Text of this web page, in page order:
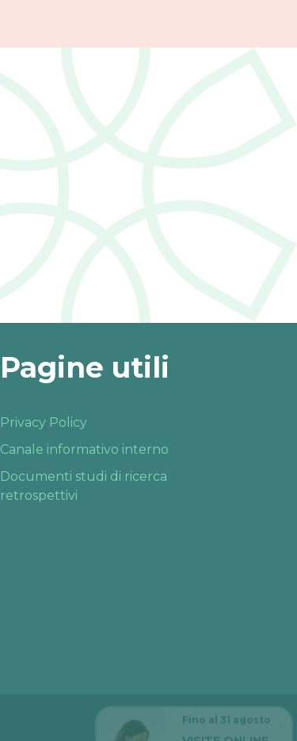
Pagine utili
Privacy Policy
Canale informativo interno
Documenti studi di ricerca
retrospettivi
VISITE ONLINE
GRATIS